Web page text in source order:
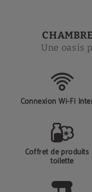
Une oasis
Connexion Wi-Fi
Coffret de produits
toilette